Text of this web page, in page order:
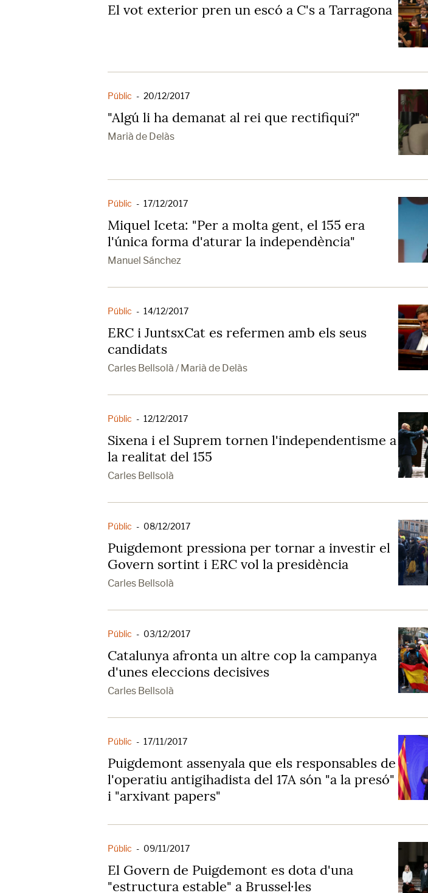
El vot exterior pren un escó a C's a Tarragona
Públic - 20/12/2017
"Algú li ha demanat al rei que rectifiqui?"
Marià de Delàs
Públic - 17/12/2017
Miquel Iceta: "Per a molta gent, el 155 era
l'única forma d'aturar la independència"
Manuel Sánchez
Públic - 14/12/2017
ERC i JuntsxCat es refermen amb els seus
candidats
Carles Bellsolà / Marià de Delàs
Públic - 12/12/2017
Sixena i el Suprem tornen l'independentisme a
la realitat del 155
Carles Bellsolà
Públic - 08/12/2017
Puigdemont pressiona per tornar a investir el
Govern sortint i ERC vol la presidència
Carles Bellsolà
Públic - 03/12/2017
Catalunya afronta un altre cop la campanya
d'unes eleccions decisives
Carles Bellsolà
Públic - 17/11/2017
Puigdemont assenyala que els responsables de
l'operatiu antigihadista del 17A són "a la presó"
i "arxivant papers"
Públic - 09/11/2017
El Govern de Puigdemont es dota d'una
"estructura estable" a Brussel·les